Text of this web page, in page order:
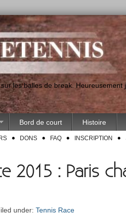
les balles de break.
Bord de court Histoire
DONS FAQ INSCRIPTION
2015 : Paris
under: Tennis Race